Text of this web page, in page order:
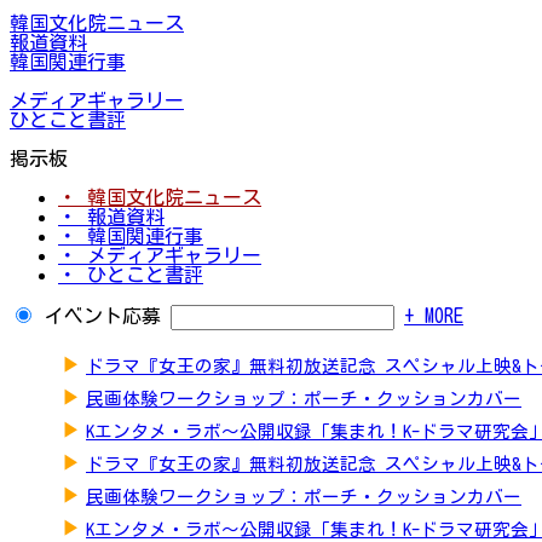
韓国文化院ニュース
報道資料
韓国関連行事
メディアギャラリー
ひとこと書評
掲示板
・ 韓国文化院ニュース
・ 報道資料
・ 韓国関連行事
・ メディアギャラリー
・ ひとこと書評
イベント応募 + MORE
▶ ドラマ『女王の家』無料初放送記念 スペシャル上映&
▶ 民画体験ワークショップ：ポーチ・クッションカバー
▶ Kエンタメ・ラボ～公開収録「集まれ！K-ドラマ研究会」
▶ ドラマ『女王の家』無料初放送記念 スペシャル上映&
▶ 民画体験ワークショップ：ポーチ・クッションカバー
▶ Kエンタメ・ラボ～公開収録「集まれ！K-ドラマ研究会」